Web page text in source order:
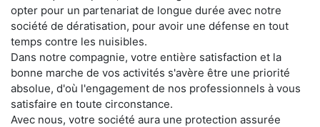
opter pour un partenariat de longue durée avec notre
société de dératisation, pour avoir une défense en tout
temps contre les nuisibles.
Dans notre compagnie, votre entière satisfaction et la
bonne marche de vos activités s'avère être une priorité
absolue, d'où l'engagement de nos professionnels à vous
satisfaire en toute circonstance.
Avec nous, votre société aura une protection assurée